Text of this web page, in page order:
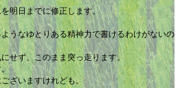
明日までに修正します。
うなゆとりある精神力で書けるわけがないの
せず、このまま突っ走ります。
ざいますけれども。